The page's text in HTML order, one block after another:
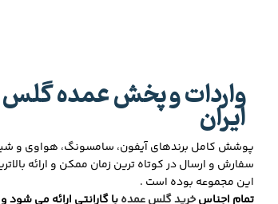
واردات و پخش عمده گلس
ایران
پوشش کامل برندهای آیفون، سامسونگ، هواوی و
سفارش و ارسال در کوتاه ترین زمان ممکن و ارائه
این مجموعه بوده است .
تمام اجناسخرید گلس عمدهبا گارانتی ارائه می